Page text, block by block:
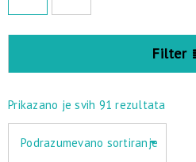
Filter
Prikazano je svih 91 rezultata
Podrazumevano sortiranje